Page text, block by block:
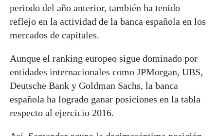
periodo del año anterior, también ha tenido
reflejo en la actividad de la banca española en los
mercados de capitales.
Aunque el ranking europeo sigue dominado por
entidades internacionales como JPMorgan, UBS,
Deutsche Bank y Goldman Sachs, la banca
española ha logrado ganar posiciones en la tabla
respecto al ejercicio 2016.